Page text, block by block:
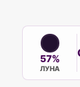
57%
ЛУНА